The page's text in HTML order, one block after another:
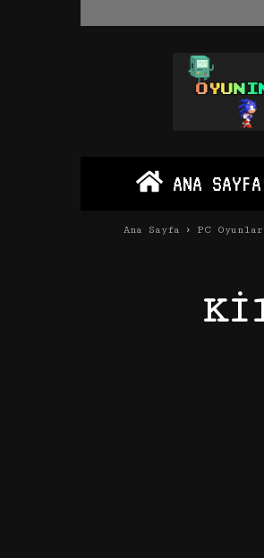
Oyun
İndir
PC
Android
ANA SAYFA
Ana Sayfa PC